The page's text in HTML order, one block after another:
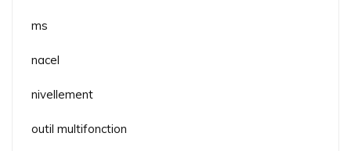
ms
nacel
nivellement
outil multifonction